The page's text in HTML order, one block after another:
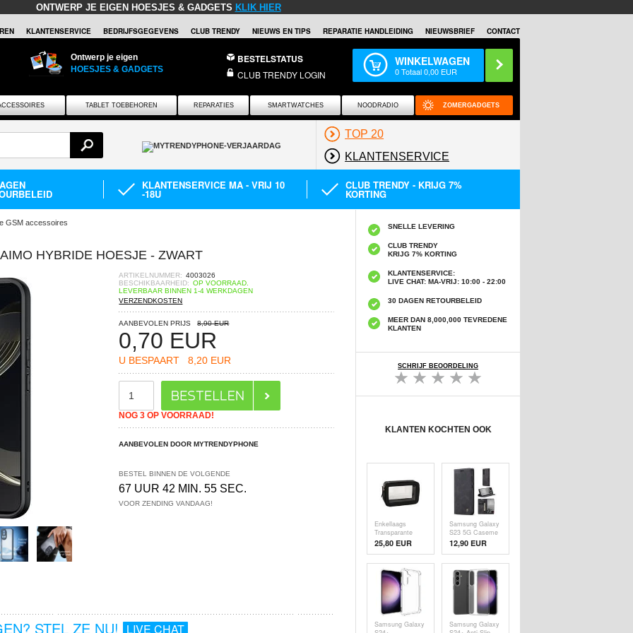
ONTWERP JE EIGEN HOESJES & GADGETS KLIK HIER
KLANTENSERVICE BEDRIJFSGEGEVENS CLUB TRENDY NIEUWS EN TIPS REPARATIE HANDLEIDING NIEUWSBRIEF CONTACT
Ontwerp je eigen
HOESJES & GADGETS
BESTELSTATUS
CLUB TRENDY LOGIN
WINKELWAGEN
0Totaal0,00 EUR
TABLET TOEBEHOREN REPARATIES SMARTWATCHES NOODRADIO ZOMERGADGETS
TOP 20
KLANTENSERVICE
KLANTENSERVICE MA - VRIJ 10
-18U
CLUB TRENDY - KRIJG 7%
KORTING
GSM accessoires
HYBRIDE HOESJE - ZWART
ARTIKELNUMMER: 4003026
BESCHIKBAARHEID: OP VOORRAAD.
LEVERBAAR BINNEN 1-4 WERKDAGEN
VERZENDKOSTEN
AANBEVOLEN PRIJS 8,90 EUR
0,70 EUR
U BESPAART 8,20 EUR
NOG 3 OP VOORRAAD!
AANBEVOLEN DOOR MYTRENDYPHONE
BESTEL BINNEN DE VOLGENDE
67 UUR 42 MIN. 55 SEC.
VOOR ZENDING VANDAAG!
STEL ZE NU! LIVE CHAT
SNELLE LEVERING
CLUB TRENDY
KRIJG 7% KORTING
KLANTENSERVICE:
LIVE CHAT: MA-VRIJ: 10:00 - 22:00
30 DAGEN RETOURBELEID
MEER DAN 8,000,000 TEVREDENE
KLANTEN
SCHRIJF BEOORDELING
KLANTEN KOCHTEN OOK
Enkellaags
Transparante
Make-uptas
Waterdicht PU
Leren
Cosmetische Tas
- Zwart
25,80 EUR
Samsung Galaxy
S23 5G Caseme
013 Series
Portemonnee
Hoesje - Zwart
12,90 EUR
Samsung Galaxy
Samsung Galaxy